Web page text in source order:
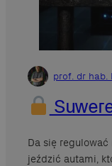
prof. dr hab.
Da się regulować
jeździć autami,